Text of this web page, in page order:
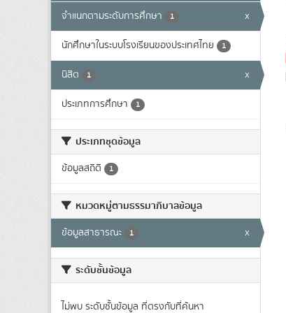
จำแนกตามระดับการศึกษา 1 x
นักศึกษาในระบบโรงเรียนของประเทศไทย 1
นิสิต 1 x
ประเภทการศึกษา 1
ประเภทชุดข้อมูล
ข้อมูลสถิติ 1
หมวดหมู่ตามธรรมาภิบาลข้อมูล
ข้อมูลสาธารณะ 1 x
ระดับชั้นข้อมูล
ไม่พบ ระดับชั้นข้อมูล ที่ตรงกับที่ค้นหา